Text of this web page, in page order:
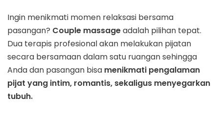
Ingin menikmati momen relaksasi bersama
pasangan? Couple massageadalah pilihan tepat.
Dua terapis profesional akan melakukan pijatan
secara bersamaan dalam satu ruangan sehingga
Anda dan pasangan bisa menikmati pengalaman
pijat yang intim, romantis, sekaligus menyegarkan
tubuh.